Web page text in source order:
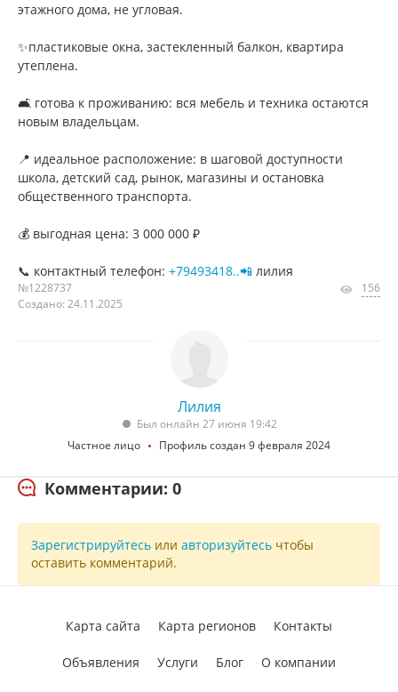
этажного дома, не угловая.
✨пластиковые окна, застекленный балкон, квартира
утеплена.
🛋️ готова к проживанию: вся мебель и техника остаются
новым владельцам.
📍 идеальное расположение: в шаговой доступности
школа, детский сад, рынок, магазины и остановка
общественного транспорта.
💰 выгодная цена: 3 000 000 ₽
📞 контактный телефон: +79493418..📲 лилия
№1228737
Создано: 24.11.2025
156
Лилия
Был онлайн 27 июня 19:42
Частное лицо
Профиль создан 9 февраля 2024
Комментарии: 0
Зарегистрируйтесь или авторизуйтесь чтобы
оставить комментарий.
Карта сайта Карта регионов Контакты
Объявления Услуги Блог О компании